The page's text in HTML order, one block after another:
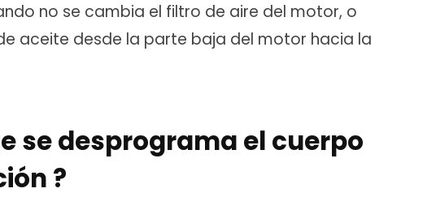
no se cambia el filtro de aire del motor, o
aceite desde la parte baja del motor hacia la
se desprograma el cuerpo
?